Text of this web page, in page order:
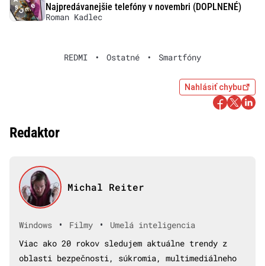
Najpredávanejšie telefóny v novembri (DOPLNENÉ)
Roman Kadlec
REDMI • Ostatné • Smartfóny
Nahlásiť chybu
Redaktor
Michal Reiter
Windows • Filmy •
Umelá inteligencia
Viac ako 20 rokov sledujem aktuálne trendy z
oblasti bezpečnosti, súkromia, multimediálneho